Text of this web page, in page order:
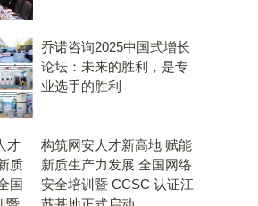
乔诺咨询2025中国式增长
论坛：未来的胜利，是专
业选手的胜利
构筑网安人才新高地 赋能
新质生产力发展 全国网络
安全培训暨 CCSC 认证江